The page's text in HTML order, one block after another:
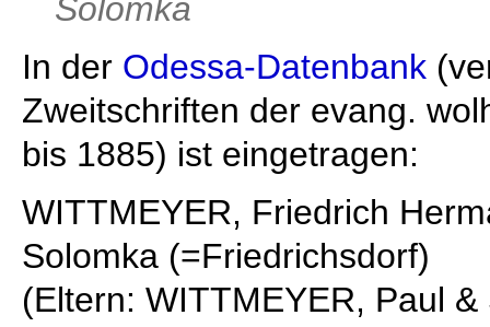
Solomka
In der Odessa-Datenbank
Zweitschriften der evang.
bis 1885) ist eingetragen:
WITTMEYER, Friedrich
Solomka (=Friedrichsdorf)
(Eltern: WITTMEYER, Paul